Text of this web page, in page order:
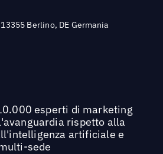
Berlino, DE Germania
esperti di marketing
rispetto alla
artificiale e
sede